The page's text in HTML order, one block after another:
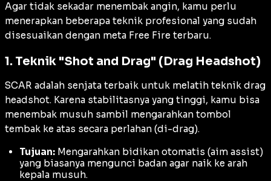
Agar tidak sekadar menembak angin, kamu perlu
menerapkan beberapa teknik profesional yang sudah
disesuaikan dengan meta Free Fire terbaru.
1. Teknik "Shot and Drag" (Drag Headshot)
SCAR adalah senjata terbaik untuk melatih teknik drag
headshot. Karena stabilitasnya yang tinggi, kamu bisa
menembak musuh sambil mengarahkan tombol
tembak ke atas secara perlahan (di-drag).
Tujuan: Mengarahkan bidikan otomatis (aim assist)
yang biasanya mengunci badan agar naik ke arah
kepala musuh.